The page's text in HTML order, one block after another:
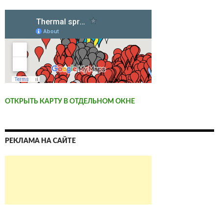
ОТКРЫТЬ КАРТУ В ОТДЕЛЬНОМ ОКНЕ
РЕКЛАМА НА САЙТЕ